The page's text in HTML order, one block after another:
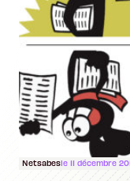
Netsabesle 11 décembre